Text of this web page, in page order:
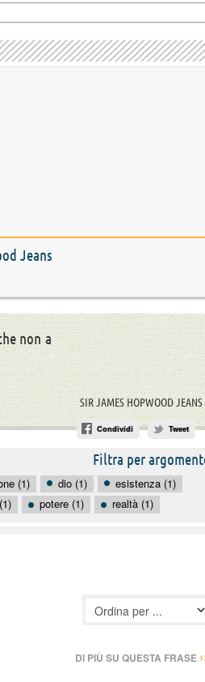
Jeans
non a
SIR JAMES HOPWOOD JEANS
Condividi Tweet
Filtra per
(1) dio (1)
esistenza (1)
potere (1)
realtà (1)
DI PIÙ SU QUESTA FRASE